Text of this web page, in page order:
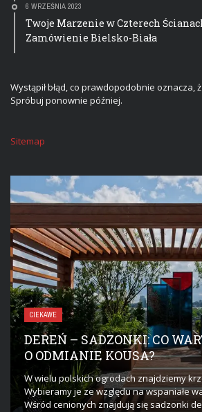
6 WRZEŚNIA 2023
Twoje Marzenie w Czterech
Zamówienie Bielsko-Biała
Wystąpił błąd, co prawdopodobnie oznacza,
Spróbuj ponownie później.
Sitemap
CIEKAWE
DEREŃ – SADZONKI: CO
O ODMIANIE KOUSA?
W wielu polskich ogrodach znajdziemy
Wybieramy je ze względu na wspaniałe
Wśród cenionych znajdują się sadzonki